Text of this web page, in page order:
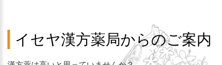
イセヤ漢方薬局からのご案内